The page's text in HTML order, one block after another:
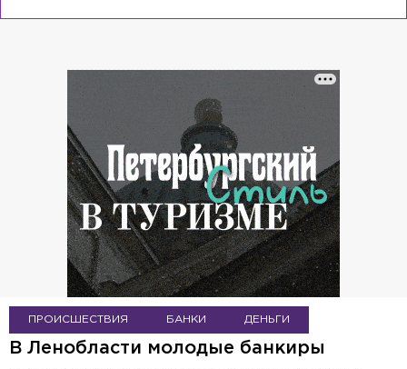
ПРОИСШЕСТВИЯ БАНКИ ДЕНЬГИ
В Ленобласти молодые банкиры